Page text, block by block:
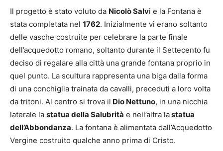
Il progetto è stato voluto da Nicolò Salvi e la Fontana è
stata completata nel 1762. Inizialmente vi erano soltanto
delle vasche costruite per celebrare la parte finale
dell’acquedotto romano, soltanto durante il Settecento fu
deciso di regalare alla città una grande fontana proprio in
quel punto. La scultura rappresenta una biga dalla forma
di una conchiglia trainata da cavalli, preceduti a loro volta
da tritoni. Al centro si trova il Dio Nettuno, in una nicchia
laterale la statua della Salubrità e nell’altra lastatua
dell’Abbondanza. La fontana è alimentata dall’Acquedotto
Vergine costruito qualche anno prima di Cristo.